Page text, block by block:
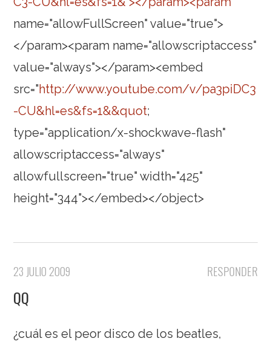
name="allowFullScreen" value="true">
</param><param name="allowscriptaccess"
value="always"></param><embed
src="http://www.youtube.com/v/pa3piDC3
-CU&hl=es&fs=1&&quot;
type="application/x-shockwave-flash"
allowscriptaccess="always"
allowfullscreen="true" width="425"
height="344"></embed></object>
RESPONDER
23 JULIO 2009
QQ
¿cuál es el peor disco de los beatles,